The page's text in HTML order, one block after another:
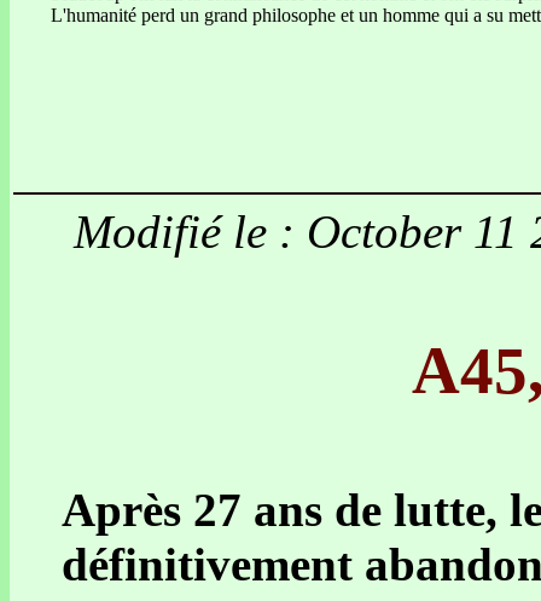
L'humanité perd un grand philosophe et un homme qui a su
Modifié le : October 11
Après 27 ans de lutte,
définitivement